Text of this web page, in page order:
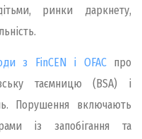
ринки даркнету,
з FinCEN і OFACпро
таємницю (BSA) і
Порушення включають
із запобігання та